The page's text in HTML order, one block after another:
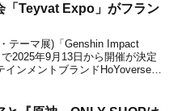
「Teyvat Expo」がフラン
テーマ展)「Genshin Impact
2025年9月13日から開催が決定
ンメントブランドHoYoverseが